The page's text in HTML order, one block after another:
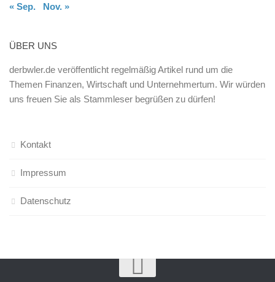
« Sep.
Nov. »
ÜBER UNS
derbwler.de veröffentlicht regelmäßig Artikel rund um die
Themen Finanzen, Wirtschaft und Unternehmertum. Wir würden
uns freuen Sie als Stammleser begrüßen zu dürfen!
Kontakt
Impressum
Datenschutz